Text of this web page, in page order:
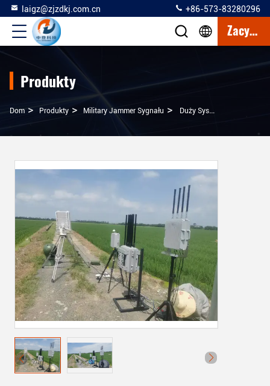
laigz@zjzdkj.com.cn +86-573-83280296
Zacytować
Produkty
Dom > Produkty > Military Jammer Sygnału > Duży System Obrony Przed Dronami Zintegrowany Z Radarem, Kamerą Optoelektroniczną I Urządzeniami Radiowymi